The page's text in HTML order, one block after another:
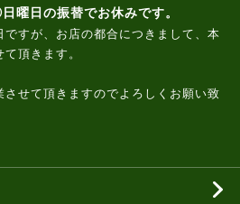
曜日の振替でお休みです。
すが、お店の都合につきまして、本
頂きます。
せて頂きますのでよろしくお願い致